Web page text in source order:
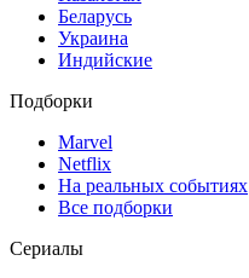
Беларусь
Украина
Индийские
Подборки
Marvel
Netflix
На реальных событиях
Все подборки
Сериалы